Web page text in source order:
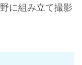
に組み立て撮影